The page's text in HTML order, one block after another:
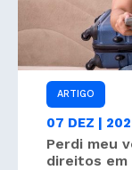
ARTIGO
07 DEZ |
Perdi meu
direitos em